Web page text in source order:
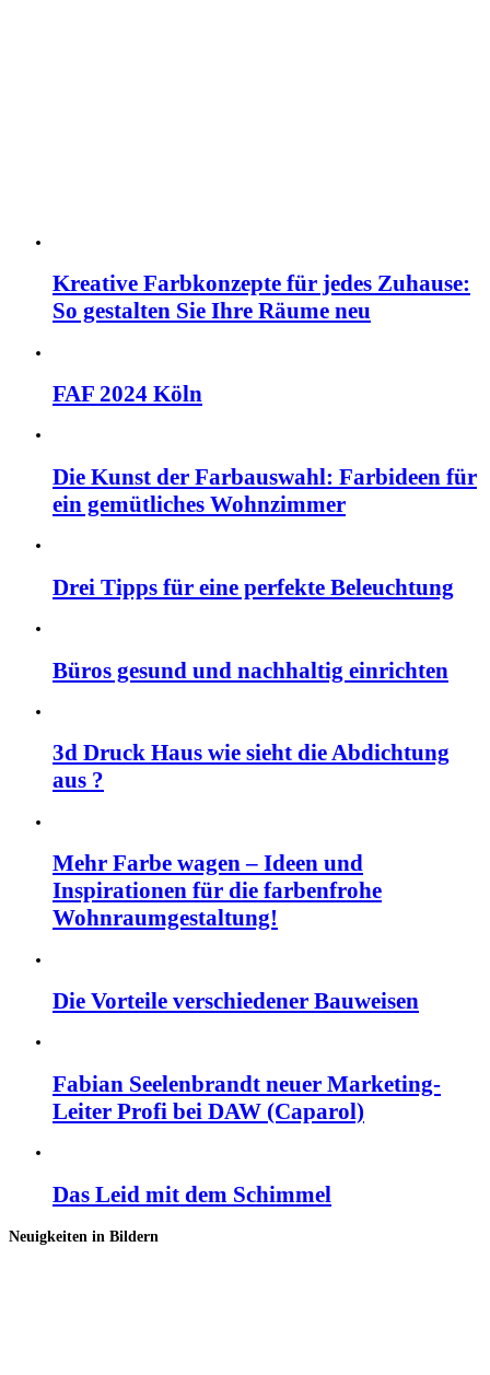
Kreative Farbkonzepte für jedes Zuhause:
So gestalten Sie Ihre Räume neu
FAF 2024 Köln
Die Kunst der Farbauswahl: Farbideen für
ein gemütliches Wohnzimmer
Drei Tipps für eine perfekte Beleuchtung
Büros gesund und nachhaltig einrichten
3d Druck Haus wie sieht die Abdichtung
aus ?
Mehr Farbe wagen – Ideen und
Inspirationen für die farbenfrohe
Wohnraumgestaltung!
Die Vorteile verschiedener Bauweisen
Fabian Seelenbrandt neuer Marketing-
Leiter Profi bei DAW (Caparol)
Das Leid mit dem Schimmel
Neuigkeiten in Bildern